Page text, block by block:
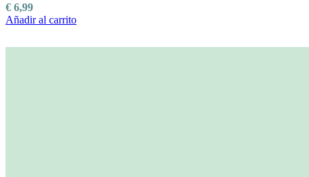
€ 6,99
Añadir al carrito